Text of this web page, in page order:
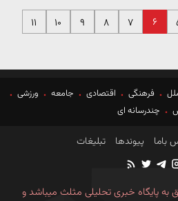
۶ ۷ ۸ ۹ ۱۰ ۱۱
فرهنگی اقتصادی جامعه
ورزشی
چندرسانه ای
باما پیوندها تبلیغات
پایگاه خبری تحلیلی مثلث میباشد و